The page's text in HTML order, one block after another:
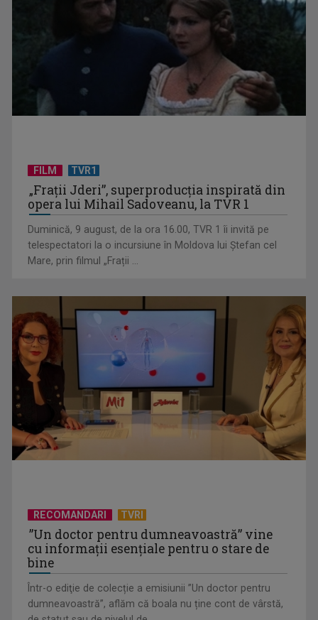
TVR lansează un apel pentru proiecte de emisiuni
"Robin Hood"-ul serialelor coreene: "Iljimae, hoţul fantomă",
la TVR 1
Un reper al cinematografiei mondiale, la TVR Cultural:
FILM TVR1
„Frații Jderi”, superproducția inspirată din
opera lui Mihail Sadoveanu, la TVR 1
Duminică, 9 august, de la ora 16.00, TVR 1 îi invită pe
telespectatori la o incursiune în Moldova lui Ștefan cel
Mare, prin filmul „Frații ...
RECOMANDARI TVRI
”Un doctor pentru dumneavoastră” vine
cu informații esențiale pentru o stare de
bine
Într-o ediţie de colecție a emisiunii ”Un doctor pentru
dumneavoastră”, aflăm că boala nu ține cont de vârstă,